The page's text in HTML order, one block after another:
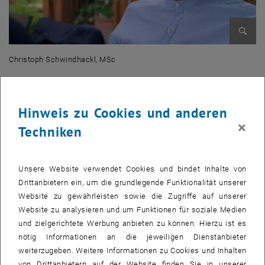
Christoph Schwindhackl, MSc
Name: Christoph Schwindhackl
Unternehmen & Position
Ausbildung : Bachelor- und Masterstudium der
Betriebswirtschaftslehre
Persönliches Motto / Lieblingszitat: Wenn das Leben dir Zitronen
gibt, mach Limonade draus.
MBA Programm:
Hinweis zu Cookies und anderen
Techniken
×
Unsere Website verwendet Cookies und bindet Inhalte von
Drittanbietern ein, um die grundlegende Funktionalität unserer
Website zu gewährleisten sowie die Zugriffe auf unserer
Website zu analysieren und um Funktionen für soziale Medien
und zielgerichtete Werbung anbieten zu können. Hierzu ist es
nötig Informationen an die jeweiligen Dienstanbieter
weiterzugeben. Weitere Informationen zu Cookies und Inhalten